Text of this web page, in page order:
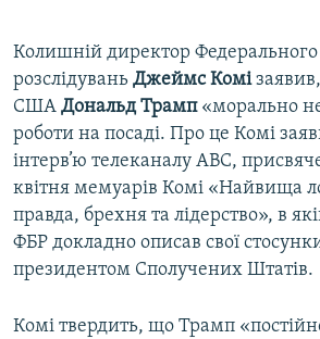
Усі сайти RFE/RL
Колишній директор
розслідувань Джеймс Комі
США Дональд Трамп«морально
роботи на посаді. Про це Комі
інтерв’ю телеканалу ABC,
квітня мемуарів Комі «Найвища
правда, брехня та лідерство», в
ФБР докладно описав свої
президентом Сполучених Штатів.
Комі твердить, що Трамп